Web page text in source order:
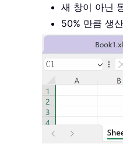
새 창이 아닌
50% 만큼 생